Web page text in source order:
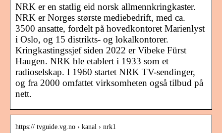
NRK er en statlig eid norsk allmennkringkaster.
NRK er Norges største mediebedrift, med ca.
3500 ansatte, fordelt på hovedkontoret Marienlyst
i Oslo, og 15 distrikts- og lokalkontorer.
Kringkastingssjef siden 2022 er Vibeke Fürst
Haugen. NRK ble etablert i 1933 som et
radioselskap. I 1960 startet NRK TV-sendinger,
og fra 2000 omfattet virksomheten også tilbud på
nett.
https:// tvguide.vg.no › kanal › nrk1